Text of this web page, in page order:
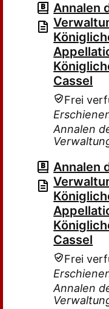
Annalen
Cassel
Frei
Annalen
Annalen
Cassel
Frei
Annalen